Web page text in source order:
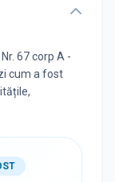
67 corp A -
cum a fost